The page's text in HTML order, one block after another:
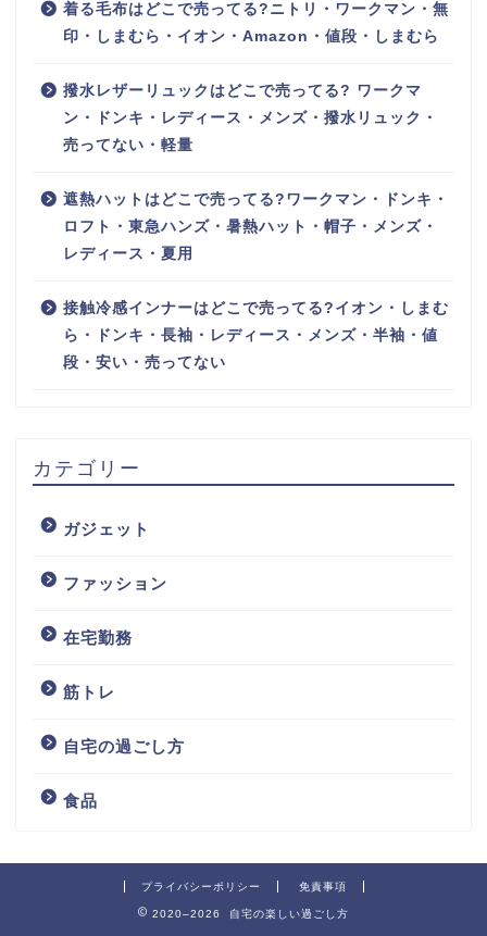
着る毛布はどこで売ってる?ニトリ・ワークマン・無
印・しまむら・イオン・Amazon・値段・しまむら
撥水レザーリュックはどこで売ってる? ワークマ
ン・ドンキ・レディース・メンズ・撥水リュック・
売ってない・軽量
遮熱ハットはどこで売ってる?ワークマン・ドンキ・
ロフト・東急ハンズ・暑熱ハット・帽子・メンズ・
レディース・夏用
接触冷感インナーはどこで売ってる?イオン・しまむ
ら・ドンキ・長袖・レディース・メンズ・半袖・値
段・安い・売ってない
カテゴリー
ガジェット
ファッション
在宅勤務
筋トレ
自宅の過ごし方
食品
プライバシーポリシー 免責事項
2020–2026 自宅の楽しい過ごし方